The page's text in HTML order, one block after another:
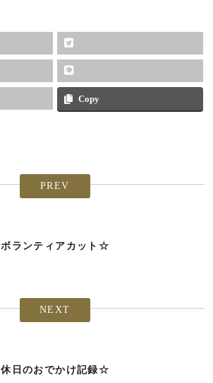
Copy
PREV
ボランティアカット☆
NEXT
休日のおでかけ記録☆